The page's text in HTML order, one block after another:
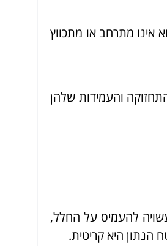
אינו מתרחב או מתכווץ
והעמידות שלהן
להעמיס על החלל,
היא קריטית.